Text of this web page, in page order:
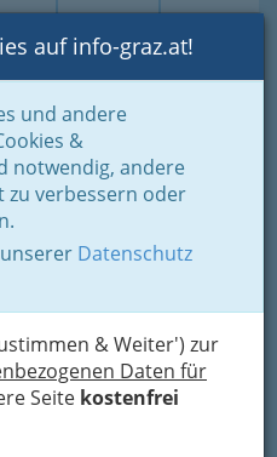
Login Toggle
auf info-graz.at!
und andere
&
notwendig, andere
zu verbessern oder
Datenschutz
& Weiter') zur
Daten für
Seite kostenfrei
Schenken - der Handel
Lebens